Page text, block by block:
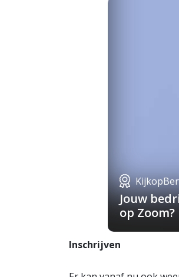
Jouw
op Zoom?
Inschrijven